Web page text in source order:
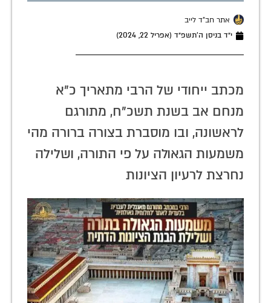
אתר חב"ד לייב
י״ד בניסן ה׳תשפ״ד (אפריל 22, 2024)
מכתב ייחודי של הרבי מתאריך כ"א
מנחם אב בשנת תשכ"ח, מתורגם
לראשונה, ובו מוסברת בצורה ברורה מהי
משמעות הגאולה על פי התורה, ושלילה
נחרצת לרעיון הציונות